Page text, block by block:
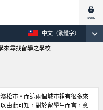
中文（繁體字）
來尋找留學之學校
松市。而這兩個城市裡有很多來
由此可知，對於留學生而言，意